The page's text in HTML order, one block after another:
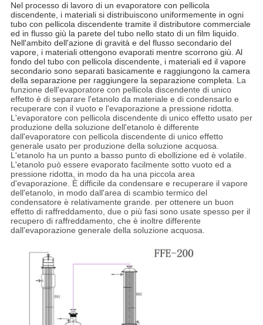
Nel processo di lavoro di un evaporatore con pellicola
discendente, i materiali si distribuiscono uniformemente in ogni
tubo con pellicola discendente tramite il distributore commerciale
ed in flusso giù la parete del tubo nello stato di un film liquido.
Nell'ambito dell'azione di gravità e del flusso secondario del
vapore, i materiali ottengono evaporati mentre scorrono giù. Al
fondo del tubo con pellicola discendente, i materiali ed il vapore
secondario sono separati basicamente e raggiungono la camera
della separazione per raggiungere la separazione completa. La
funzione dell'evaporatore con pellicola discendente di unico
effetto è di separare l'etanolo da materiale e di condensarlo e
recuperare con il vuoto e l'evaporazione a pressione ridotta.
L'evaporatore con pellicola discendente di unico effetto usato per
produzione della soluzione dell'etanolo è differente
dall'evaporatore con pellicola discendente di unico effetto
generale usato per produzione della soluzione acquosa.
L'etanolo ha un punto a basso punto di ebollizione ed è volatile.
L'etanolo può essere evaporato facilmente sotto vuoto ed a
pressione ridotta, in modo da ha una piccola area
d'evaporazione. È difficile da condensare e recuperare il vapore
dell'etanolo, in modo dall'area di scambio termico del
condensatore è relativamente grande. per ottenere un buon
effetto di raffreddamento, due o più fasi sono usate spesso per il
recupero di raffreddamento, che è inoltre differente
dall'evaporazione generale della soluzione acquosa.